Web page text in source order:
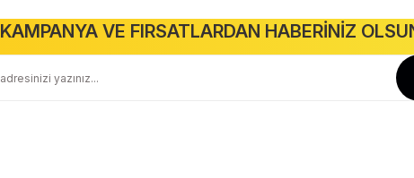
Gönder
Güvenli Alışveriş
KAMPANYA VE FIRSATLARDAN HABERİNİZ